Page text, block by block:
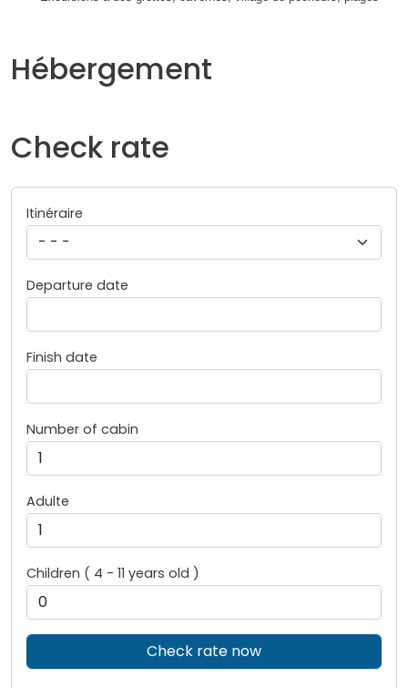
Hébergement
Check rate
Itinéraire
Departure date
Finish date
Number of cabin
Adulte
Children ( 4 - 11 years old )
Check rate now